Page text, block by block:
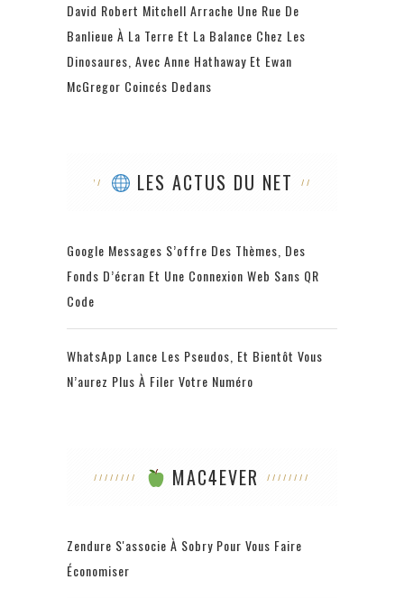
David Robert Mitchell Arrache Une Rue De
Banlieue À La Terre Et La Balance Chez Les
Dinosaures, Avec Anne Hathaway Et Ewan
McGregor Coincés Dedans
LES ACTUS DU NET
Google Messages S’offre Des Thèmes, Des
Fonds D’écran Et Une Connexion Web Sans QR
Code
WhatsApp Lance Les Pseudos, Et Bientôt Vous
N’aurez Plus À Filer Votre Numéro
MAC4EVER
Zendure S'associe À Sobry Pour Vous Faire
Économiser